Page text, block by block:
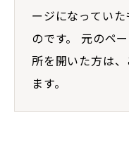
ージになってい
のです。 元のペ
所を開いた方は
ます。